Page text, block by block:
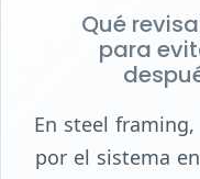
Qué
para
En steel
por el sistema